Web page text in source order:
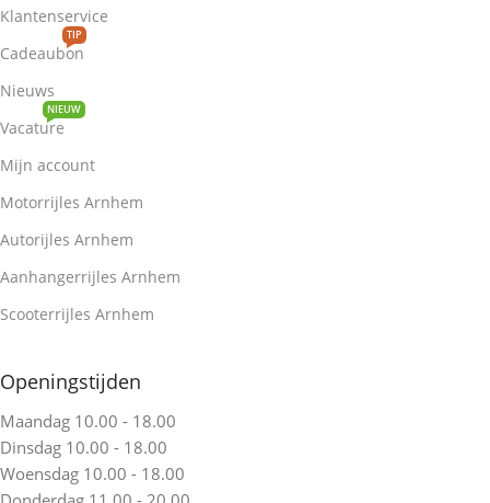
Klantenservice
Cadeaubon
TIP
Nieuws
Vacature
NIEUW
Mijn account
Motorrijles Arnhem
Autorijles Arnhem
Aanhangerrijles Arnhem
Scooterrijles Arnhem
Openingstijden
Maandag 10.00 - 18.00
Dinsdag 10.00 - 18.00
Woensdag 10.00 - 18.00